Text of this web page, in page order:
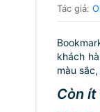
Tác giả:
khách
màu
Còn ít